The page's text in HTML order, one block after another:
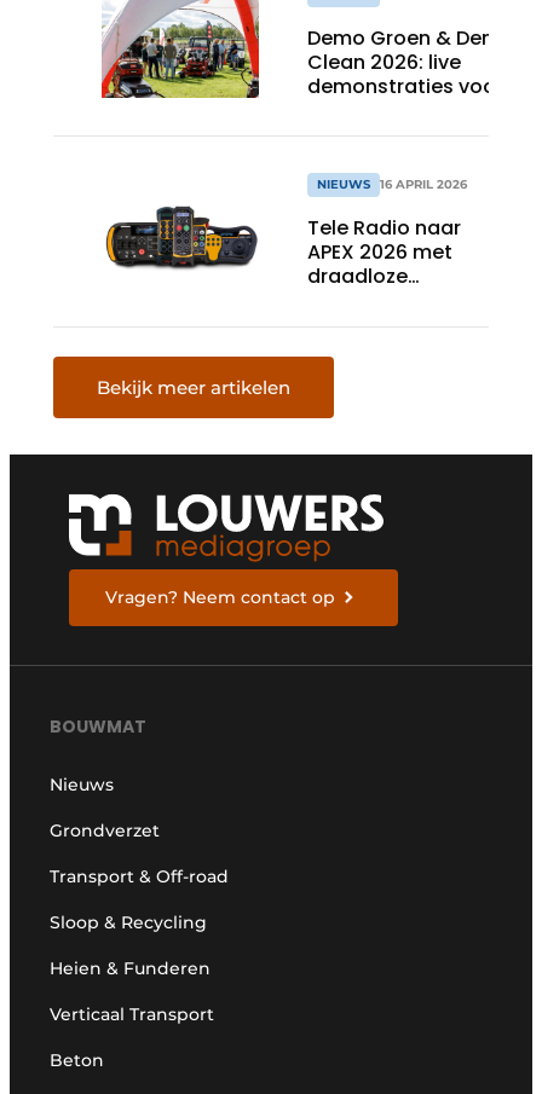
Demo Groen & Demo
Clean 2026: live
demonstraties voor
stadsreiniging en
NIEUWS 16 APRIL 2026
Tele Radio naar
APEX 2026 met
draadloze
veiliger, preciezer
Bekijk meer artikelen
Vragen? Neem contact op
BOUWMAT
Nieuws
Grondverzet
Transport & Off-road
Sloop & Recycling
Heien & Funderen
Verticaal Transport
Beton